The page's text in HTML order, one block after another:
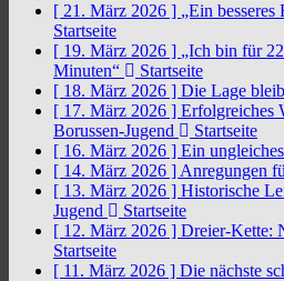
[ 21. März 2026 ] „Ein besseres
Startseite
[ 19. März 2026 ] „Ich bin für
Minuten“
Startseite
[ 18. März 2026 ] Die Lage
[ 17. März 2026 ] Erfolgreiches
Borussen-Jugend
Startseite
[ 16. März 2026 ] Ein
[ 14. März 2026 ] Anregungen
[ 13. März 2026 ] Historische
Jugend
Startseite
[ 12. März 2026 ] Dreier-Kette:
Startseite
[ 11. März 2026 ] Die nächste